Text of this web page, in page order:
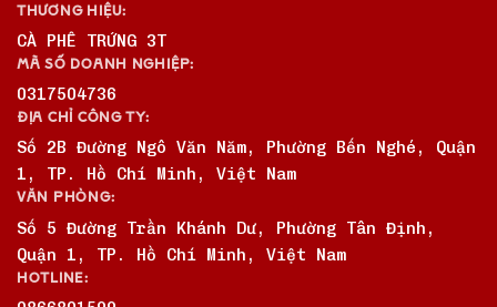
THƯƠNG HIỆU:
CÀ PHÊ TRỨNG 3T
MÃ SỐ DOANH NGHIỆP:
0317504736
ĐỊA CHỈ CÔNG TY:
Số 2B Đường Ngô Văn Năm, Phường Bến Nghé, Quận
1, TP. Hồ Chí Minh, Việt Nam
VĂN PHÒNG:
Số 5 Đường Trần Khánh Dư, Phường Tân Định,
Quận 1, TP. Hồ Chí Minh, Việt Nam
HOTLINE: